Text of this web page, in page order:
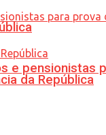
e pensionistas
da República